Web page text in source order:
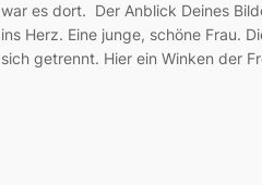
war es dort. Der Anblick Deines
ins Herz. Eine junge, schöne Frau.
sich getrennt. Hier ein Winken der